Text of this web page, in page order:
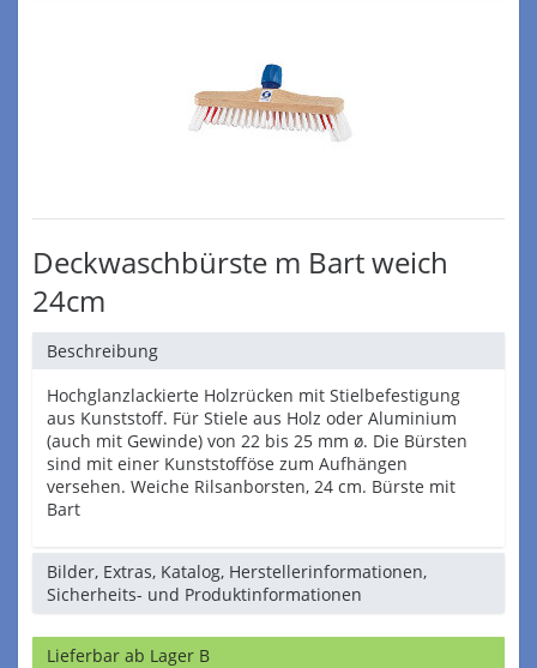
Deckwaschbürste m Bart weich
24cm
Beschreibung
Hochglanzlackierte Holzrücken mit Stielbefestigung
aus Kunststoff. Für Stiele aus Holz oder Aluminium
(auch mit Gewinde) von 22 bis 25 mm ø. Die Bürsten
sind mit einer Kunststofföse zum Aufhängen
versehen. Weiche Rilsanborsten, 24 cm. Bürste mit
Bart
Bilder, Extras, Katalog, Herstellerinformationen,
Sicherheits- und Produktinformationen
Lieferbar ab Lager B